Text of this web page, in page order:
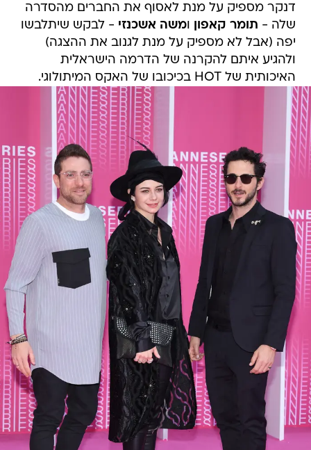
דנקר מספיק על מנת לאסוף את החברים מהסדרה
שלה - תומר קאפון ומשה אשכנזי - לבקש שיתלבשו
יפה (אבל לא מספיק על מנת לגנוב את ההצגה)
ולהגיע איתם להקרנה של הדרמה הישראלית
האיכותית של HOT בכיכובו של האקס המיתולוגי.